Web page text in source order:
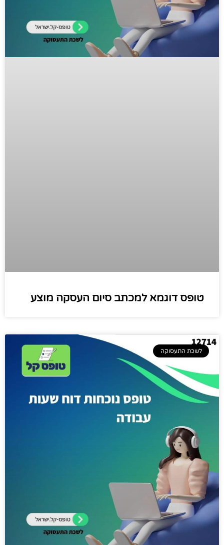
טופס דוגמא למכתב סיום העסקה מוצע
לשכת התעסוקה